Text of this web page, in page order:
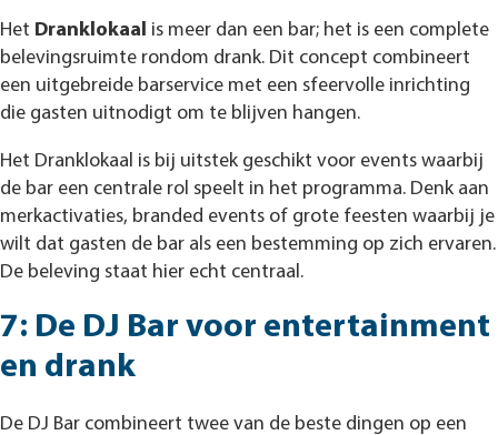
Het Dranklokaal is meer dan een bar; het is een complete
belevingsruimte rondom drank. Dit concept combineert
een uitgebreide barservice met een sfeervolle inrichting
die gasten uitnodigt om te blijven hangen.
Het Dranklokaal is bij uitstek geschikt voor events waarbij
de bar een centrale rol speelt in het programma. Denk aan
merkactivaties, branded events of grote feesten waarbij je
wilt dat gasten de bar als een bestemming op zich ervaren.
De beleving staat hier echt centraal.
7: De DJ Bar voor entertainment
en drank
De DJ Bar combineert twee van de beste dingen op een